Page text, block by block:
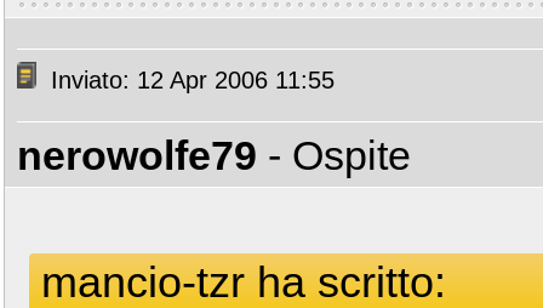
Inviato: 12 Apr 2006 11:55
nerowolfe79 - Ospite
mancio-tzr ha scritto: